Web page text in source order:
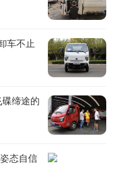
车不止
缔途的
态自信